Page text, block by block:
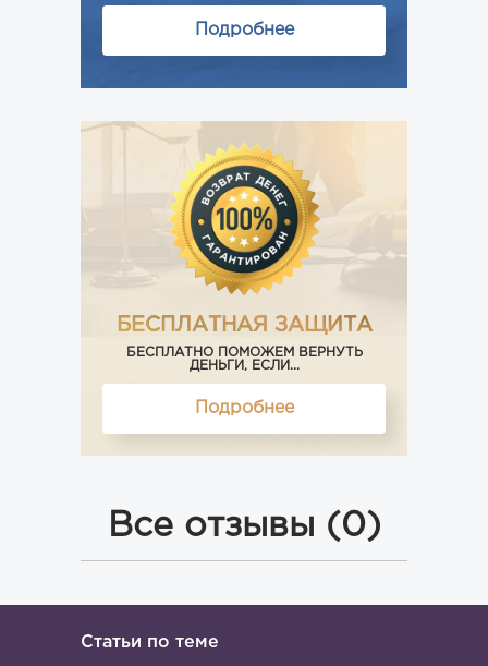
Подробнее
БЕСПЛАТНАЯ ЗАЩИТА
БЕСПЛАТНО ПОМОЖЕМ ВЕРНУТЬ
ДЕНЬГИ, ЕСЛИ...
Подробнее
Все отзывы (0)
Статьи по теме